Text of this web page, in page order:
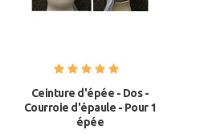
Ceinture d'épée - Dos -
Courroie d'épaule - Pour 1
épée